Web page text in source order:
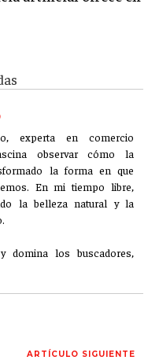
RESPONSABILIDAD
experta en comercio
observar cómo la
la forma en que
la belleza natural y la
experta en comercio
observar cómo la
la forma en que
En mi tiempo libre,
la belleza natural y la
domina los buscadores,
ARTÍCULO SIGUIENTE